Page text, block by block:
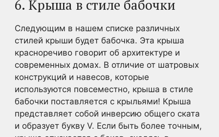
6. Крыша в стиле бабочки
Следующим в нашем списке различных
стилей крыши будет бабочка. Эта крыша
красноречиво говорит об архитектуре и
современных домах. В отличие от шатровых
конструкций и навесов, которые
используются повсеместно, крыша в стиле
бабочки поставляется с крыльями! Крыша
представляет собой инверсию общего ската
и образует букву V. Если быть более точным,